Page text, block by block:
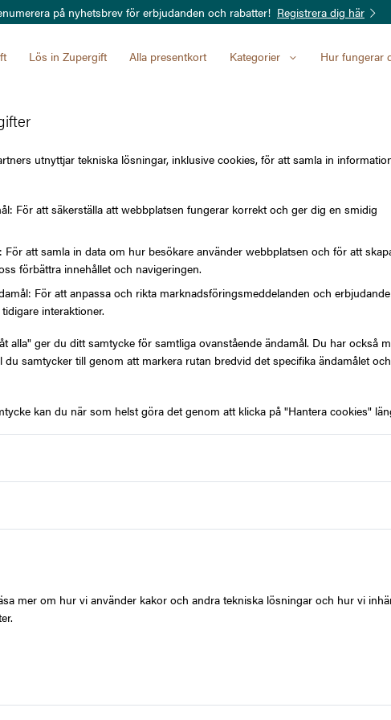
utnyttjar tekniska lösningar, inklusive cookies, för att samla in
För att säkerställa att webbplatsen fungerar korrekt och ger dig en smidig
För att samla in data om hur besökare använder webbplatsen och för att
förbättra innehållet och navigeringen.
För att anpassa och rikta marknadsföringsmeddelanden och
interaktioner.
alla" ger du ditt samtycke för samtliga ovanstående ändamål. Du har också
du samtycker till genom att markera rutan bredvid det specifika ändamålet
kan du när som helst göra det genom att klicka på "Hantera cookies"
mer om hur vi använder kakor och andra tekniska lösningar och hur vi
på nyhetsbrev för erbjudanden och rabatter! Registrera dig här
Lös in Zupergift Alla presentkort Kategorier Hur fungerar
Sembo
VÄRDE
2 500 kr
Produktbeskrivning
Använd presentkortet som
vistelse på ett antal utvalda
Vistelsen måste beställas